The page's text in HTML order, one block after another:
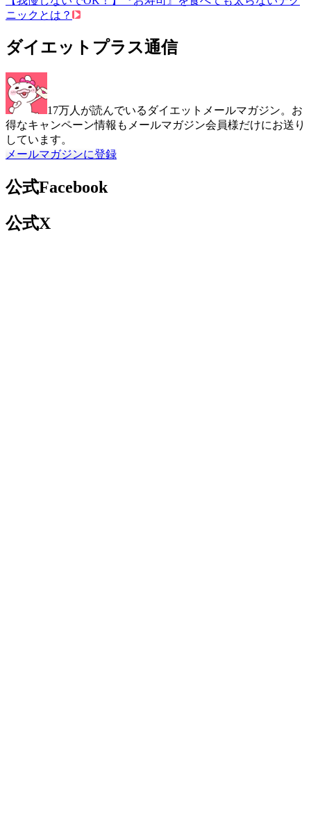
ニックとは？
ダイエットプラス通信
17万人が読んでいるダイエットメールマガジン。お
得なキャンペーン情報もメールマガジン会員様だけにお送り
しています。
メールマガジンに登録
公式Facebook
公式X